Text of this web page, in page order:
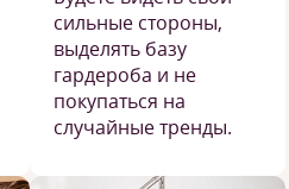
сильные стороны,
выделять базу
гардероба и не
покупаться на
случайные тренды.